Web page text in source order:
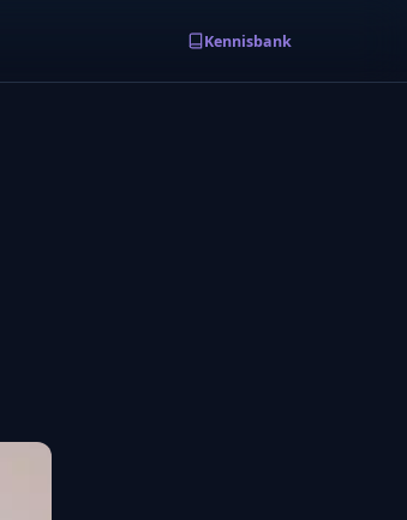
Kennisbank